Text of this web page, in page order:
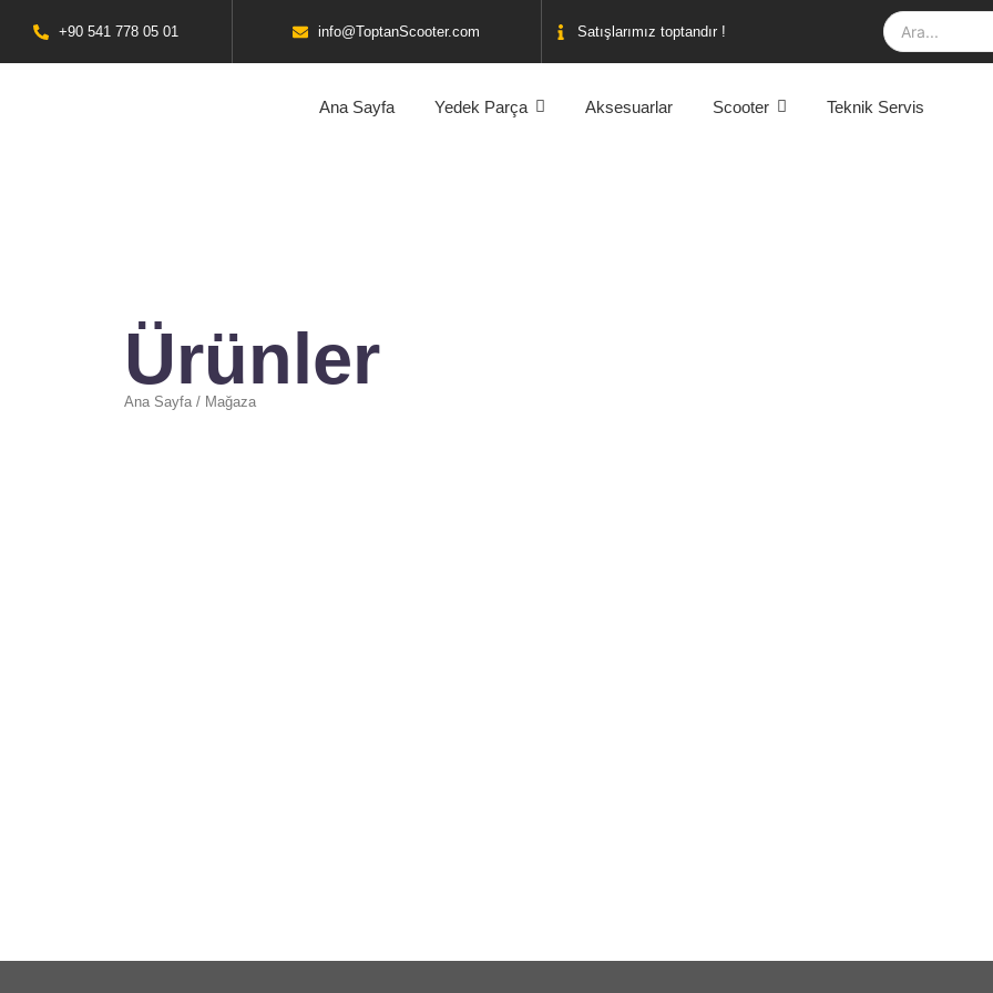
+90 541 778 05 01 info@ToptanScooter.com Satışlarımız toptandır !
Ana Sayfa Yedek Parça Aksesuarlar Scooter Teknik Servis
Ürünler
Ana Sayfa / Mağaza